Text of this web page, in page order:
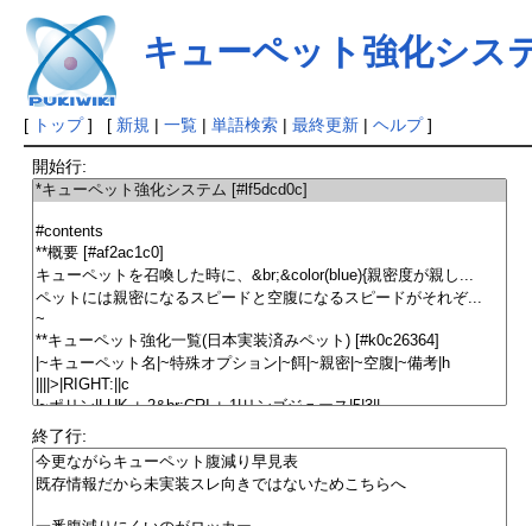
キューペット強化シス
[ トップ] [ 新規 | 一覧| 単語検索| 最終更新| ヘルプ]
開始行:
終了行: